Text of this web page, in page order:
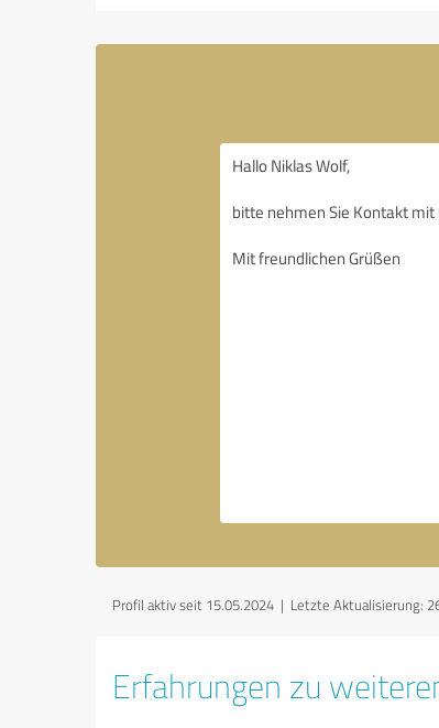
Profil aktiv seit 15.05.2024 | Letzte Aktualisierung:
Erfahrungen zu